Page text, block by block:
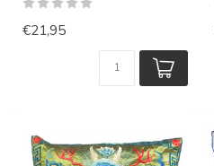
€21,95